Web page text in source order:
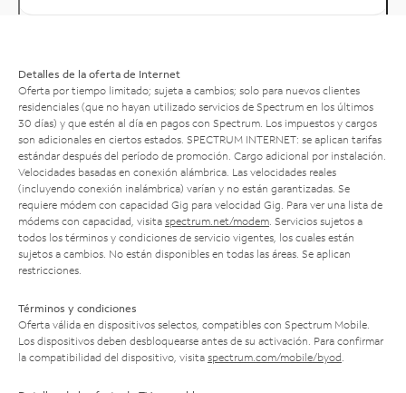
Detalles de la oferta de Internet
Oferta por tiempo limitado; sujeta a cambios; solo para nuevos clientes
residenciales (que no hayan utilizado servicios de Spectrum en los últimos
30 días) y que estén al día en pagos con Spectrum. Los impuestos y cargos
son adicionales en ciertos estados. SPECTRUM INTERNET: se aplican tarifas
estándar después del período de promoción. Cargo adicional por instalación.
Velocidades basadas en conexión alámbrica. Las velocidades reales
(incluyendo conexión inalámbrica) varían y no están garantizadas. Se
requiere módem con capacidad Gig para velocidad Gig. Para ver una lista de
módems con capacidad, visita spectrum.net/modem . Servicios sujetos a
todos los términos y condiciones de servicio vigentes, los cuales están
sujetos a cambios. No están disponibles en todas las áreas. Se aplican
restricciones.
Términos y condiciones
Oferta válida en dispositivos selectos, compatibles con Spectrum Mobile.
Los dispositivos deben desbloquearse antes de su activación. Para confirmar
la compatibilidad del dispositivo, visita spectrum.com/mobile/byod